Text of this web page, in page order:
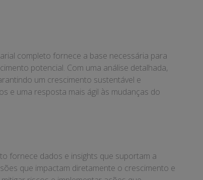
completo fornece a base necessária para
potencial. Com uma análise detalhada,
um crescimento sustentável e
e uma resposta mais ágil às mudanças do
fornece dados e insights que suportam a
que impactam diretamente o crescimento e